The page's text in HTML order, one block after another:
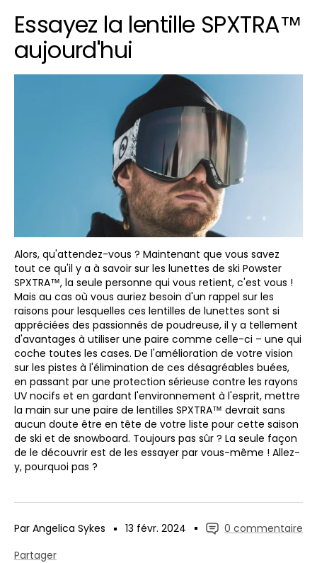
Par Angelica Sykes 13 févr. 2024
0 commentaire
Partager
Essayez la lentille SPXTRA™
aujourd'hui
Alors, qu'attendez-vous ? Maintenant que vous savez
tout ce qu'il y a à savoir sur les lunettes de ski Powster
SPXTRA™, la seule personne qui vous retient, c'est vous !
Mais au cas où vous auriez besoin d'un rappel sur les
raisons pour lesquelles ces lentilles de lunettes sont si
appréciées des passionnés de poudreuse, il y a tellement
d'avantages à utiliser une paire comme celle-ci – une qui
coche toutes les cases. De l'amélioration de votre vision
sur les pistes à l'élimination de ces désagréables buées,
en passant par une protection sérieuse contre les rayons
UV nocifs et en gardant l'environnement à l'esprit, mettre
la main sur une paire de lentilles SPXTRA™ devrait sans
aucun doute être en tête de votre liste pour cette saison
de ski et de snowboard. Toujours pas sûr ? La seule façon
de le découvrir est de les essayer par vous-même ! Allez-
y, pourquoi pas ?